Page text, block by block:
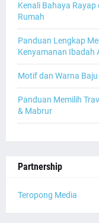
Kenali Bahaya
Rumah
Panduan Lengkap
Kenyamanan Ibadah
Motif dan Warna
Panduan Memilih
& Mabrur
Partnership
Teropong Media